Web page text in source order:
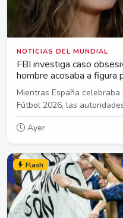
NOTICIAS DEL MUNDIAL
FBI investiga caso
hombre acosaba a figura
Mientras España
Fútbol 2026, las
Ayer
Flash